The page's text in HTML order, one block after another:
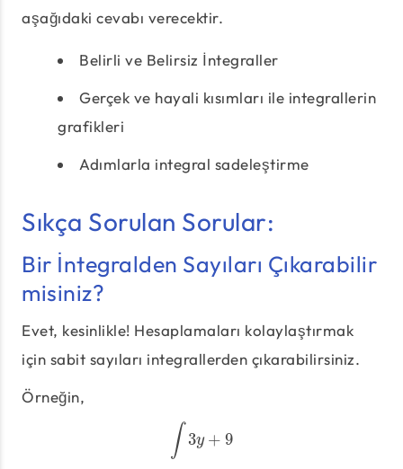
aşağıdaki cevabı verecektir.
Belirli ve Belirsiz İntegraller
Gerçek ve hayali kısımları ile integrallerin
grafikleri
Adımlarla integral sadeleştirme
Sıkça Sorulan Sorular:
Bir İntegralden Sayıları Çıkarabilir
misiniz?
Evet, kesinlikle! Hesaplamaları kolaylaştırmak
için sabit sayıları integrallerden çıkarabilirsiniz.
Örneğin,
∫ 3y + 9
3y+9